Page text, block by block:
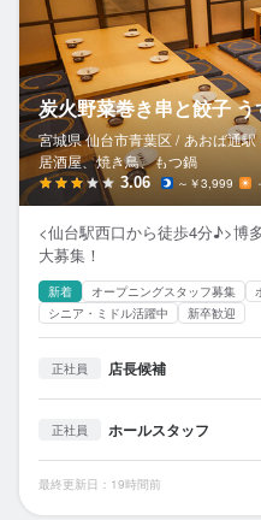
気になる求人
検索履歴・保存した条件
応募履歴
WEB履歴書
スカウト・メルマガ受信設定
ヘルプ・お問い合わせフォーム
食べログ求人PRESS
プライバシーポリシー
利用規約
炭火野菜巻き串と餃子
宮城県 仙台市青葉区 / あおば通駅
居酒屋、焼き鳥、もつ鍋
3.06 ～￥3,999
<仙台駅西口から徒歩4分♪>博
大募集！
新着 オープニングスタッフ募集
シニア・ミドル活躍中
新卒歓迎
正社員 店長候補
正社員 ホールスタッフ
最終更新日：19時間前